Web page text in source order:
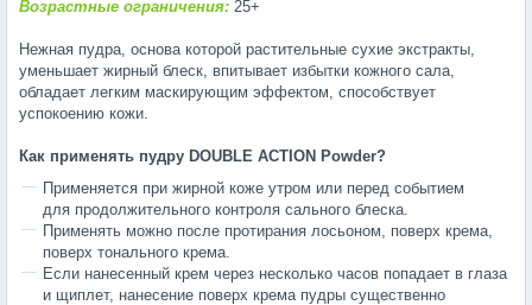
Возрастные ограничения: 25+
Нежная пудра, основа которой растительные сухие экстракты,
уменьшает жирный блеск, впитывает избытки кожного сала,
обладает легким маскирующим эффектом, способствует
успокоению кожи.
Как применять пудру DOUBLE ACTION Powder?
Применяется при жирной коже утром или перед событием
для продолжительного контроля сального блеска.
Применять можно после протирания лосьоном, поверх крема,
поверх тонального крема.
Если нанесенный крем через несколько часов попадает в глаза
и щиплет, нанесение поверх крема пудры существенно